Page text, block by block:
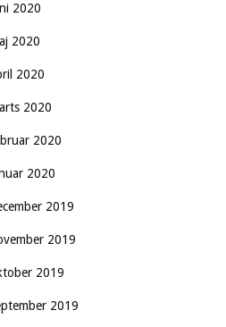
2020
2020
2020
2020
2020
2020
2019
2019
2019
2019